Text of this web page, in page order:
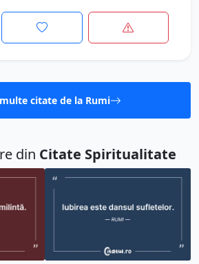
citate de la Rumi
din Citate Spiritualitate